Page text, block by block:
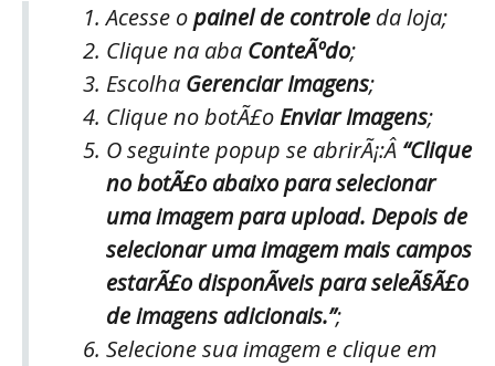
Acesse opainel de controleda loja;
Clique na aba ConteÃºdo;
Escolha Gerenciar Imagens;
Clique no botÃ£oEnviar Imagens;
O seguinte popup se abrirÃ¡:Â “Clique
no botÃ£o abaixo para selecionar
uma imagem para upload. Depois de
selecionar uma imagem mais campos
estarÃ£o disponÃ­veis para seleÃ§Ã£o
de imagens adicionais.”;
Selecione sua imagem e clique em